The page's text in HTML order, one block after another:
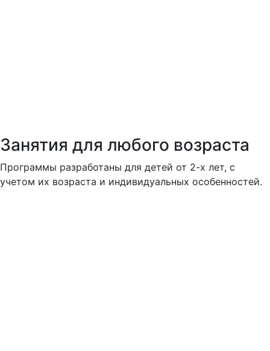
Занятия для любого возраста
Программы разработаны для детей от 2-х лет, с
учетом их возраста и индивидуальных особенностей.